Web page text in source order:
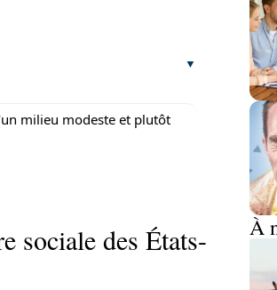
milieu modeste et plutôt
sociale des États-
À